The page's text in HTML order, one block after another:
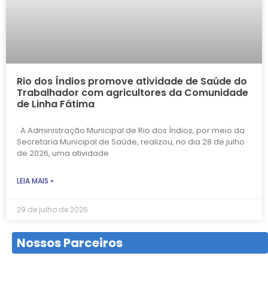
Rio dos Índios promove atividade de Saúde do
Trabalhador com agricultores da Comunidade
de Linha Fátima
A Administração Municipal de Rio dos Índios, por meio da
Secretaria Municipal de Saúde, realizou, no dia 28 de julho
de 2026, uma atividade
LEIA MAIS »
29 de julho de 2026
Nossos Parceiros